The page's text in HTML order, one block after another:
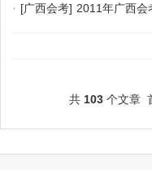
· [广西会考] 2011年广西会
共 103 个文章